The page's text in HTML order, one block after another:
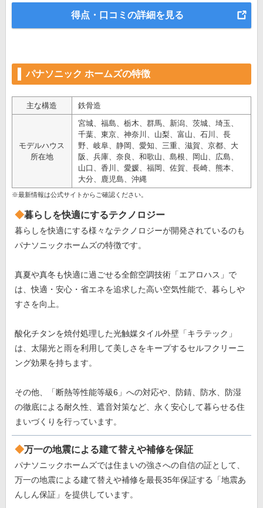
得点・口コミの詳細を見る
パナソニック ホームズの特徴
主な構造 鉄骨造
モデルハウス
所在地
宮城、福島、栃木、群馬、新潟、茨城、埼玉、
千葉、東京、神奈川、山梨、富山、石川、長
野、岐阜、静岡、愛知、三重、滋賀、京都、大
阪、兵庫、奈良、和歌山、島根、岡山、広島、
山口、香川、愛媛、福岡、佐賀、長崎、熊本、
大分、鹿児島、沖縄
※最新情報は公式サイトからご確認ください。
暮らしを快適にするテクノロジー
暮らしを快適にする様々なテクノロジーが開発されているのも
パナソニックホームズの特徴です。
真夏や真冬も快適に過ごせる全館空調技術「エアロハス」で
は、快適・安心・省エネを追求した高い空気性能で、暮らしや
すさを向上。
酸化チタンを焼付処理した光触媒タイル外壁「キラテック」
は、太陽光と雨を利用して美しさをキープするセルフクリーニ
ング効果を持ちます。
その他、「断熱等性能等級6」への対応や、防錆、防水、防湿
の徹底による耐久性、遮音対策など、永く安心して暮らせる住
まいづくりを行っています。
万一の地震による建て替えや補修を保証
パナソニックホームズでは住まいの強さへの自信の証として、
万一の地震による建て替えや補修を最長35年保証する「地震あ
んしん保証」を提供しています。